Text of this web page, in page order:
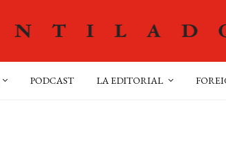
PODCAST LA EDITORIAL